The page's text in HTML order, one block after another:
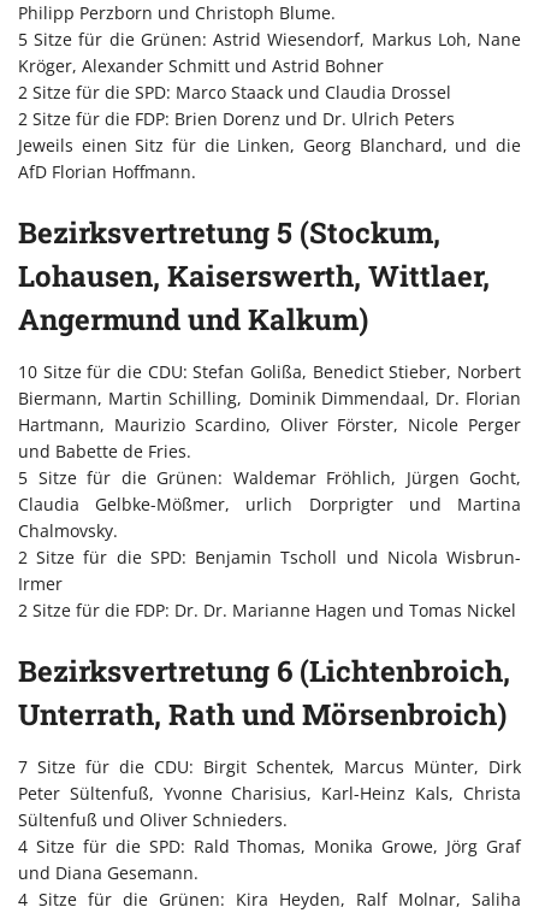
Philipp Perzborn und Christoph Blume.
5 Sitze für die Grünen: Astrid Wiesendorf, Markus Loh, Nane
Kröger, Alexander Schmitt und Astrid Bohner
2 Sitze für die SPD: Marco Staack und Claudia Drossel
2 Sitze für die FDP: Brien Dorenz und Dr. Ulrich Peters
Jeweils einen Sitz für die Linken, Georg Blanchard, und die
AfD Florian Hoffmann.
Bezirksvertretung 5 (Stockum,
Lohausen, Kaiserswerth, Wittlaer,
Angermund und Kalkum)
10 Sitze für die CDU: Stefan Golißa, Benedict Stieber, Norbert
Biermann, Martin Schilling, Dominik Dimmendaal, Dr. Florian
Hartmann, Maurizio Scardino, Oliver Förster, Nicole Perger
und Babette de Fries.
5 Sitze für die Grünen: Waldemar Fröhlich, Jürgen Gocht,
Claudia Gelbke-Mößmer, urlich Dorprigter und Martina
Chalmovsky.
2 Sitze für die SPD: Benjamin Tscholl und Nicola Wisbrun-
Irmer
2 Sitze für die FDP: Dr. Dr. Marianne Hagen und Tomas Nickel
Bezirksvertretung 6 (Lichtenbroich,
Unterrath, Rath und Mörsenbroich)
7 Sitze für die CDU: Birgit Schentek, Marcus Münter, Dirk
Peter Sültenfuß, Yvonne Charisius, Karl-Heinz Kals, Christa
Sültenfuß und Oliver Schnieders.
4 Sitze für die SPD: Rald Thomas, Monika Growe, Jörg Graf
und Diana Gesemann.
4 Sitze für die Grünen: Kira Heyden, Ralf Molnar, Saliha